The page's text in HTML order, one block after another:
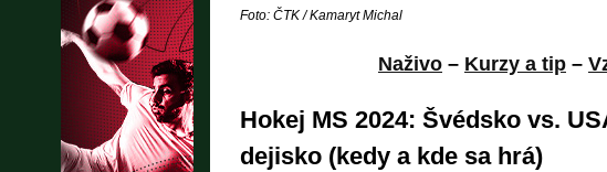
Foto: ČTK / Kamaryt Michal
Naživo – Kurzy a tip –
Hokej MS 2024: Švédsko vs.
dejisko (kedy a kde sa hrá)